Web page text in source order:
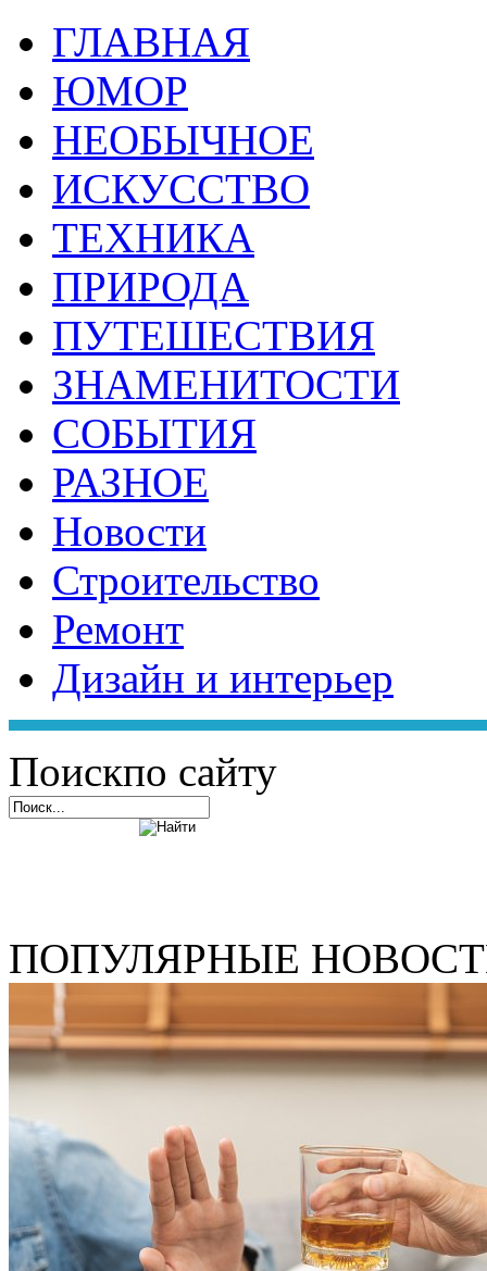
ГЛАВНАЯ
ЮМОР
НЕОБЫЧНОЕ
ИСКУССТВО
ТЕХНИКА
ПРИРОДА
ПУТЕШЕСТВИЯ
ЗНАМЕНИТОСТИ
СОБЫТИЯ
РАЗНОЕ
Новости
Строительство
Ремонт
Дизайн и интерьер
Поискпо сайту
ПОПУЛЯРНЫЕ